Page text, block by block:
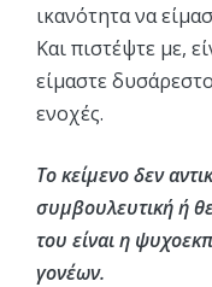
ικανότητα να
Και πιστέψτε με,
είμαστε
ενοχές.
Το κείμενο δεν
συμβουλευτική ή
του είναι η
γονέων.